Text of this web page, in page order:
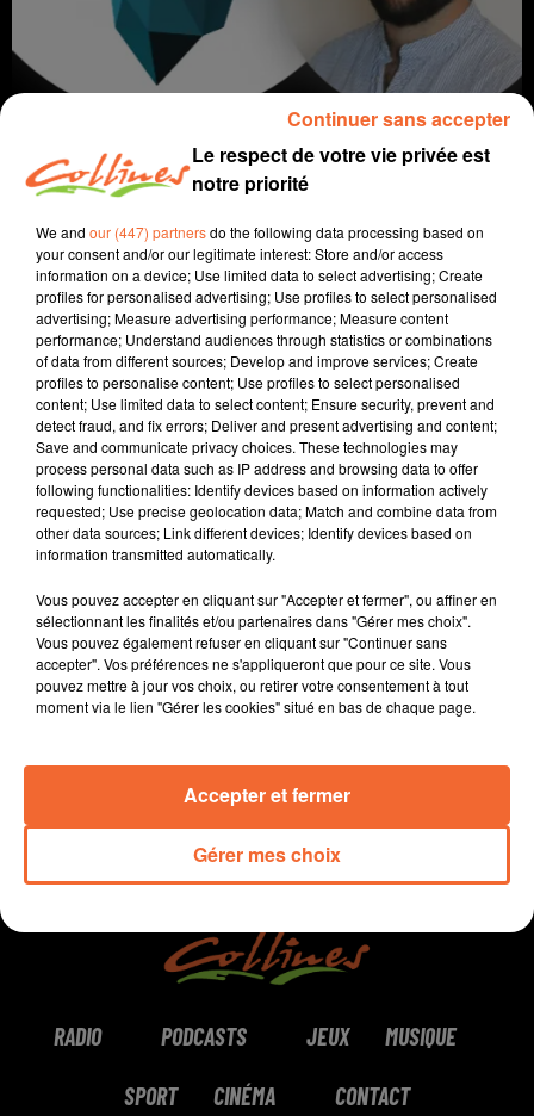
coaching
23 mai 2023 - 10 min 25 sec
NOUS SOMMES TOUS L'ÉTRANGER DE QUELQU'UN
David Puaud
La voie(x) d'Alban
Tous les 15 jours, Alban nous donne des conseils et
nous amène son énergie positive. Alban est coach et
0:00 10 min 25 sec
RADIO PODCASTS JEUX MUSIQUE
SPORT CINÉMA CONTACT
Le respect de votre vie privée est
notre priorité
We and our (447) partnersdo the following data processing based on
your consent and/or our legitimate interest: Store and/or access
information on a device; Use limited data to select advertising; Create
profiles for personalised advertising; Use profiles to select personalised
advertising; Measure advertising performance; Measure content
performance; Understand audiences through statistics or combinations
of data from different sources; Develop and improve services; Create
profiles to personalise content; Use profiles to select personalised
content; Use limited data to select content; Ensure security, prevent and
detect fraud, and fix errors; Deliver and present advertising and content;
Save and communicate privacy choices. These technologies may
process personal data such as IP address and browsing data to offer
following functionalities: Identify devices based on information actively
requested; Use precise geolocation data; Match and combine data from
other data sources; Link different devices; Identify devices based on
information transmitted automatically.
Vous pouvez accepter en cliquant sur "Accepter et fermer", ou affiner en
sélectionnant les finalités et/ou partenaires dans "Gérer mes choix".
Vous pouvez également refuser en cliquant sur "Continuer sans
accepter". Vos préférences ne s'appliqueront que pour ce site. Vous
pouvez mettre à jour vos choix, ou retirer votre consentement à tout
moment via le lien "Gérer les cookies" situé en bas de chaque page.
Gérer mes choix
Accepter et fermer
Continuer sans accepter